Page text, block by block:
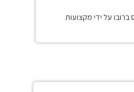
ברובו על ידי מקצועות